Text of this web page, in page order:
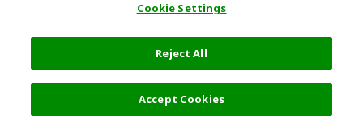
Cookie Settings
Reject All
Accept Cookies